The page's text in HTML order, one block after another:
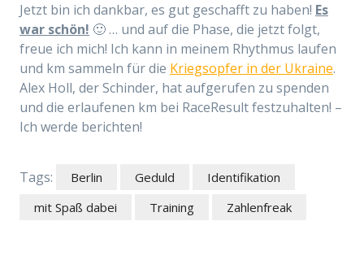
Jetzt bin ich dankbar, es gut geschafft zu haben! Es
war schön! 🙂 … und auf die Phase, die jetzt folgt,
freue ich mich! Ich kann in meinem Rhythmus laufen
und km sammeln für die Kriegsopfer in der Ukraine.
Alex Holl, der Schinder, hat aufgerufen zu spenden
und die erlaufenen km bei RaceResult festzuhalten! –
Ich werde berichten!
Tags: Berlin Geduld
Identifikation
mit Spaß dabei
Training Zahlenfreak